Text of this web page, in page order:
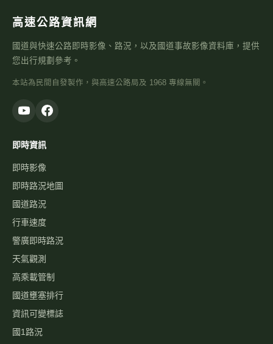
高速公路資訊網
國道與快速公路即時影像、路況，以及國道事故影像資料庫，提供
您出行規劃參考。
本站為民間自發製作，與高速公路局及 1968 專線無關。
即時資訊
即時影像
即時路況地圖
國道路況
行車速度
警廣即時路況
天氣觀測
高乘載管制
國道壅塞排行
資訊可變標誌
國1路況